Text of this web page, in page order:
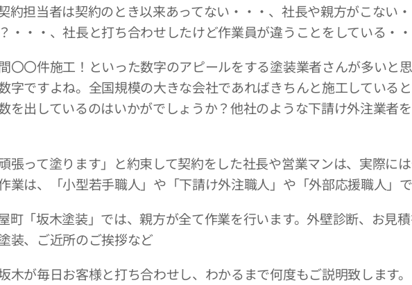
約担当者は契約のとき以来あってない・・・、社長や親方がこない
・・・、社長と打ち合わせしたけど作業員が違うことをしている・
〇〇件施工！といった数字のアピールをする塗装業者さんが多いと
字ですよね。全国規模の大きな会社であればきちんと施工している
を出しているのはいかがでしょうか？他社のような下請け外注業者
張って塗ります」と約束して契約をした社長や営業マンは、実際に
業は、「小型若手職人」や「下請け外注職人」や「外部応援職人」で
町「坂木塗装」では、親方が全て作業を行います。外壁診断、お見
装、ご近所のご挨拶など
木が毎日お客様と打ち合わせし、わかるまで何度もご説明致します。